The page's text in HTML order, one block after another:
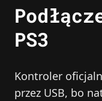
PS3
Kontroler
przez USB, bo